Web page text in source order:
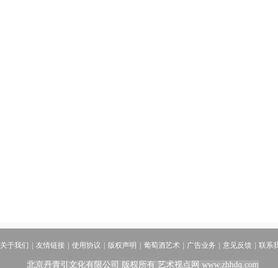
关于我们 友情链接 使用协议 版权声明 葡萄酒艺术 广告业务 意见反馈 联系
北京丹青引文化有限公司 版权所有 艺术视点网 www.zhhdq.com